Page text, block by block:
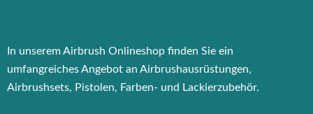
In unserem Airbrush Onlineshop finden Sie ein
umfangreiches Angebot an Airbrushausrüstungen,
Airbrushsets, Pistolen, Farben- und Lackierzubehör.